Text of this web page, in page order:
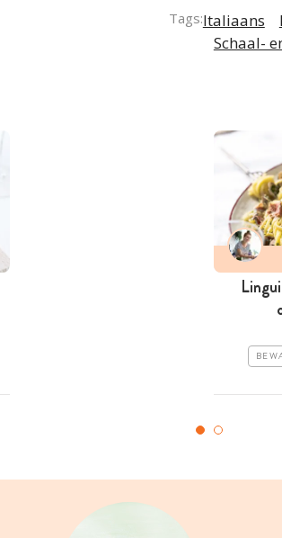
Tags:Italiaans
Schaal-